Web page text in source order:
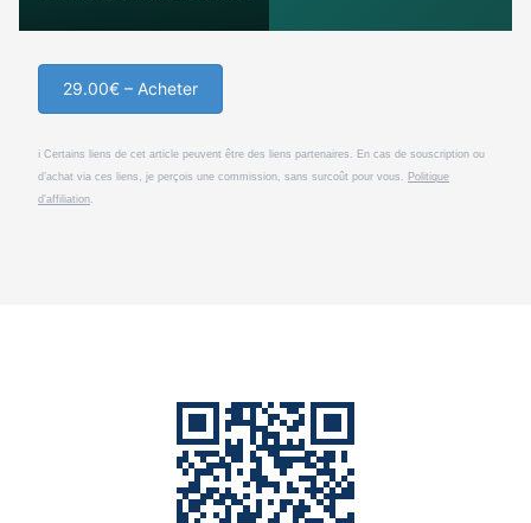
29.00€ – Acheter
ℹ️ Certains liens de cet article peuvent être des liens partenaires. En cas de souscription ou
d’achat via ces liens, je perçois une commission, sans surcoût pour vous. Politique
d’affiliation